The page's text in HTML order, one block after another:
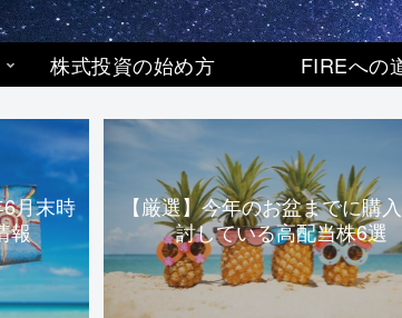
株式投資の始め方 FIREへの
月末時
報
【厳選】今年のお盆までに購
討している高配当株6選